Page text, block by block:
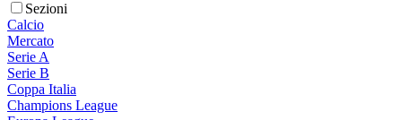
Sezioni
Calcio
Mercato
Serie A
Serie B
Coppa Italia
Champions League